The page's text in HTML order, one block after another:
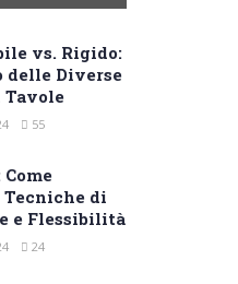
vs. Rigido:
delle Diverse
55
Come
di
e Flessibilità
24